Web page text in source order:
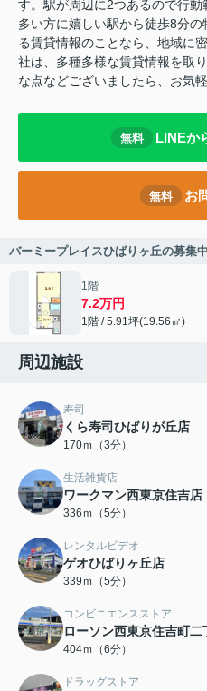
す。駅が周辺に2つあるので行
多い方に嬉しい駅から徒歩8分
る賃貸情報のことなら、地域に
社は、多種多様な賃貸情報を取
な点などございましたら、お気
無料 LINEか
無料 お
バーミープレイスひばりヶ丘の募集
1階
7.2万円
1階 / 5.91坪(19.56㎡)
周辺施設
寿司
くら寿司ひばりが丘店
170ｍ（3分）
生活雑貨店
ワークマン西東京住吉店
336ｍ（5分）
レンタルビデオ
ゲオひばりヶ丘店
339ｍ（5分）
コンビニエンスストア
ローソン西東京住吉町二
404ｍ（6分）
ドラッグストア